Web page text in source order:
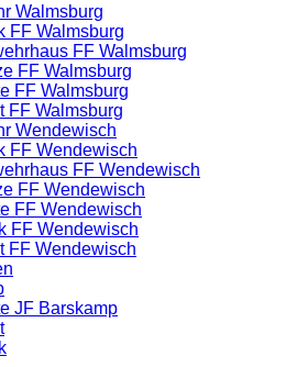
Walmsburg
FF Walmsburg
FF Walmsburg
FF Walmsburg
FF Walmsburg
FF Walmsburg
Wendewisch
FF Wendewisch
FF Wendewisch
FF Wendewisch
FF Wendewisch
FF Wendewisch
FF Wendewisch
JF Barskamp